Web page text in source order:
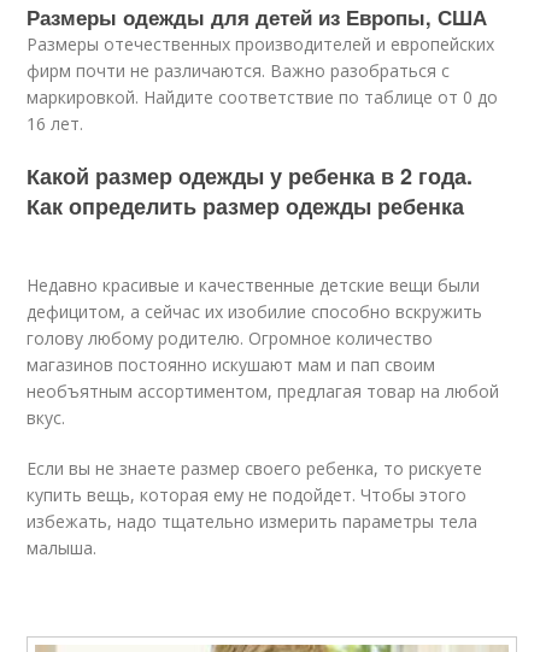
Размеры одежды для детей из Европы, США
Размеры отечественных производителей и европейских
фирм почти не различаются. Важно разобраться с
маркировкой. Найдите соответствие по таблице от 0 до
16 лет.
Какой размер одежды у ребенка в 2 года.
Как определить размер одежды ребенка
Недавно красивые и качественные детские вещи были
дефицитом, а сейчас их изобилие способно вскружить
голову любому родителю. Огромное количество
магазинов постоянно искушают мам и пап своим
необъятным ассортиментом, предлагая товар на любой
вкус.
Если вы не знаете размер своего ребенка, то рискуете
купить вещь, которая ему не подойдет. Чтобы этого
избежать, надо тщательно измерить параметры тела
малыша.